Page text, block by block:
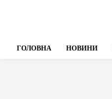
ГОЛОВНА НОВИНИ